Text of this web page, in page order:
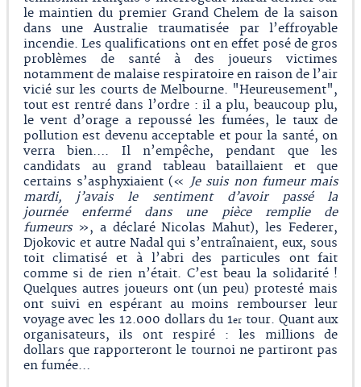
le maintien du premier Grand Chelem de la saison
dans une Australie traumatisée par l’effroyable
incendie. Les qualifications ont en effet posé de gros
problèmes de santé à des joueurs victimes
notamment de malaise respiratoire en raison de l’air
vicié sur les courts de Melbourne. "Heureusement",
tout est rentré dans l’ordre : il a plu, beaucoup plu,
le vent d’orage a repoussé les fumées, le taux de
pollution est devenu acceptable et pour la santé, on
verra bien…. Il n’empêche, pendant que les
candidats au grand tableau bataillaient et que
certains s’asphyxiaient (« Je suis non fumeur mais
mardi, j’avais le sentiment d’avoir passé la
journée enfermé dans une pièce remplie de
fumeurs», a déclaré Nicolas Mahut), les Federer,
Djokovic et autre Nadal qui s’entraînaient, eux, sous
toit climatisé et à l’abri des particules ont fait
comme si de rien n’était. C’est beau la solidarité !
Quelques autres joueurs ont (un peu) protesté mais
ont suivi en espérant au moins rembourser leur
voyage avec les 12.000 dollars du 1er tour. Quant aux
organisateurs, ils ont respiré : les millions de
dollars que rapporteront le tournoi ne partiront pas
en fumée…